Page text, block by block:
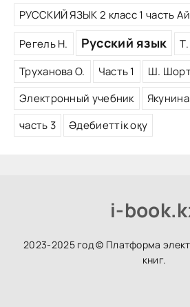
РУССКИЙ ЯЗЫК 2 класс 1 часть
Регель Н.
Русский язык
Труханова О.
Часть 1
Ш.
Электронный учебник
часть 3
Әдебиеттік оқу
i-
2023-2025 год © Платформа
книг.